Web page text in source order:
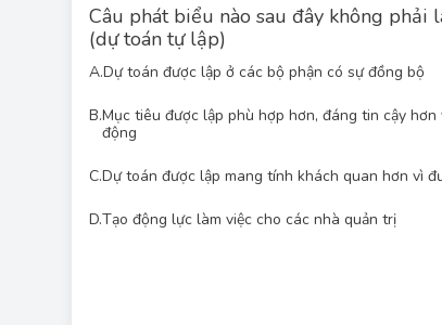
Câu phát biểu nào sau đây không phải
(dự toán tự lập)
A.Dự toán được lập ở các bộ phận có sự đồng bộ
B.Mục tiêu được lập phù hợp hơn, đáng tin cậy
động
C.Dự toán được lập mang tính khách quan hơn vì
D.Tạo động lực làm việc cho các nhà quản trị
Dự toán tham gia, hay còn gọi là dự toán tự
nhiều cấp quản lý, đặc biệt là những người
phương pháp này bao gồm mục tiêu phù hợp
làm việc (do người tham gia cảm thấy có trách
trực tiếp có thể dẫn đến thiếu tính khách quan.
quan hơn vì được xem xét lại bởi nhà quản lý